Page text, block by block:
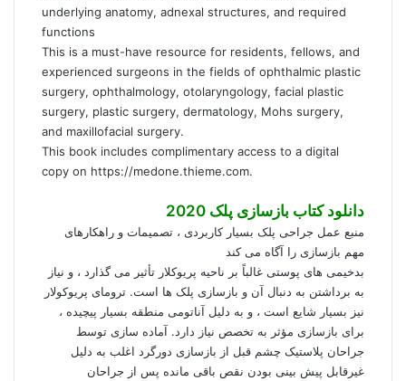
underlying anatomy, adnexal structures, and required
functions
This is a must-have resource for residents, fellows, and
experienced surgeons in the fields of ophthalmic plastic
surgery, ophthalmology, otolaryngology, facial plastic
surgery, plastic surgery, dermatology, Mohs surgery,
and maxillofacial surgery.
This book includes complimentary access to a digital
copy on https://medone.thieme.com.
دانلود کتاب بازسازی پلک 2020
منبع عمل جراحی پلک بسیار کاربردی ، تصمیمات و راهکارهای
مهم بازسازی را آگاه می کند
بدخیمی های پوستی غالباً بر ناحیه پریوکلار تأثیر می گذارد ، و نیاز
به برداشتن به دنبال آن و بازسازی پلک ها است. ترومای پریوکولار
نیز بسیار شایع است ، و به دلیل آناتومی منطقه بسیار پیچیده ،
برای بازسازی مؤثر به تخصص نیاز دارد. آماده سازی توسط
جراحان پلاستیک چشم قبل از بازسازی دورگرد اغلب به دلیل
غیرقابل پیش بینی بودن نقص باقی مانده پس از جراحان